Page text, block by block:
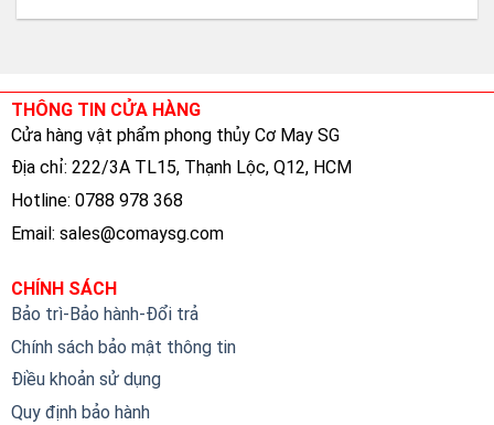
THÔNG TIN CỬA HÀNG
Cửa hàng vật phẩm phong thủy Cơ May SG
Địa chỉ: 222/3A TL15, Thạnh Lộc, Q12, HCM
Hotline: 0788 978 368
Email: sales@comaysg.com
CHÍNH SÁCH
Bảo trì-Bảo hành-Đổi trả
Chính sách bảo mật thông tin
Điều khoản sử dụng
Quy định bảo hành